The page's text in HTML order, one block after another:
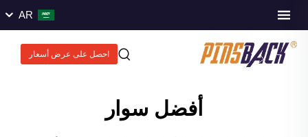
AR
احصل على عرض أسعار
أفضل سوار